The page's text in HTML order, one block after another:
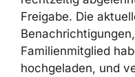
Freigabe. Die
Familienmitglied
hochgeladen, und